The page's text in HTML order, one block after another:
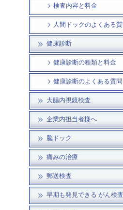
検査内容と料金
人間ドックのよくある
健康診断
健康診断の種類と料金
健康診断のよくある質問
大腸内視鏡検査
企業内担当者様へ
脳ドック
痛みの治療
郵送検査
早期も発見できる がん検査